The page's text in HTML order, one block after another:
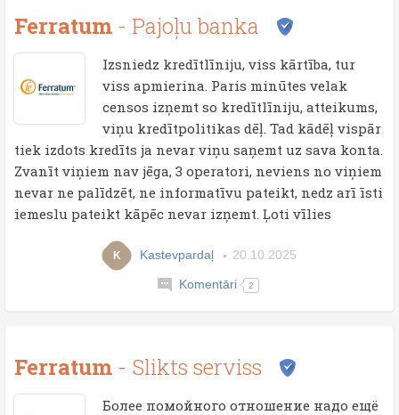
Ferratum - Pajoļu banka
Izsniedz kredītlīniju, viss kārtība, tur
viss apmierina. Paris minūtes velak
censos izņemt so kredītlīniju, atteikums,
viņu kredītpolitikas dēļ. Tad kādēļ vispār
tiek izdots kredīts ja nevar viņu saņemt uz sava konta.
Zvanīt viņiem nav jēga, 3 operatori, neviens no viņiem
nevar ne palīdzēt, ne informatīvu pateikt, nedz arī īsti
iemeslu pateikt kāpēc nevar izņemt. Ļoti vīlies
K Kastevpardaļ 20.10.2025
Komentāri 2
Ferratum - Slikts serviss
Более помойного отношение надо ещё